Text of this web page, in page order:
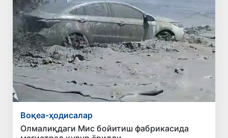
Воқеа-ҳодисалар
Олмалиқдаги Мис бойитиш фабрикасида